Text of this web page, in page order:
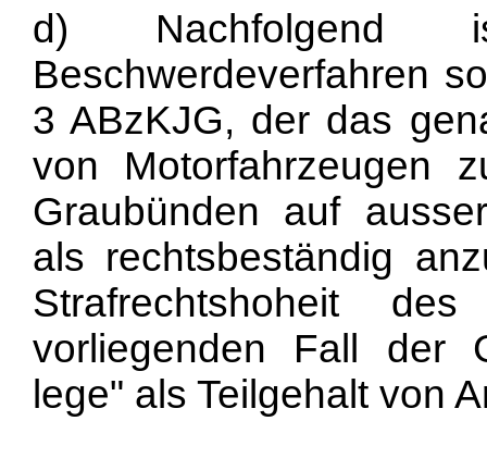
d) Nachfolgend
Beschwerdeverfahren
3 ABzKJG, der das
von Motorfahrzeugen
Graubünden auf
als rechtsbeständig
Strafrechtshoheit
vorliegenden Fall der
lege" als Teilgehalt von